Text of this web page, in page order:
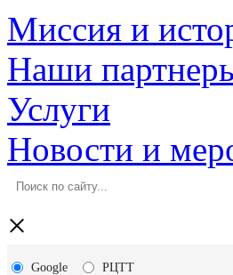
Миссия и
Наши
Услуги
Новости и
×
Google РЦТТ